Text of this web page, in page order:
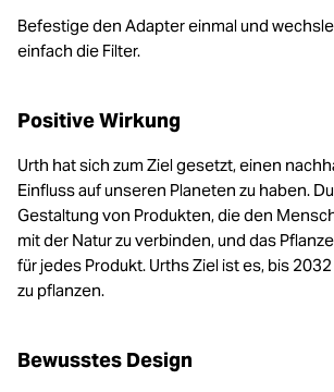
Befestige den Adapter einmal und
einfach die Filter.
Positive Wirkung
Urth hat sich zum Ziel gesetzt, einen
Einfluss auf unseren Planeten zu haben.
Gestaltung von Produkten, die den
mit der Natur zu verbinden, und das
für jedes Produkt. Urths Ziel ist es, bis
zu pflanzen.
Bewusstes Design